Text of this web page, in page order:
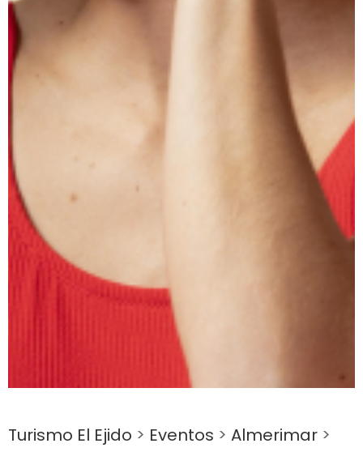
Turismo El Ejido > Eventos > Almerimar >